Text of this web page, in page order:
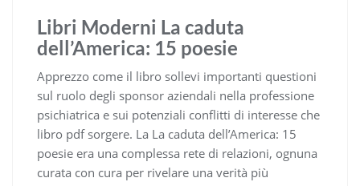
Libri Moderni La caduta
dell’America: 15 poesie
Apprezzo come il libro sollevi importanti questioni
sul ruolo degli sponsor aziendali nella professione
psichiatrica e sui potenziali conflitti di interesse che
libro pdf sorgere. La La caduta dell’America: 15
poesie era una complessa rete di relazioni, ognuna
curata con cura per rivelare una verità più